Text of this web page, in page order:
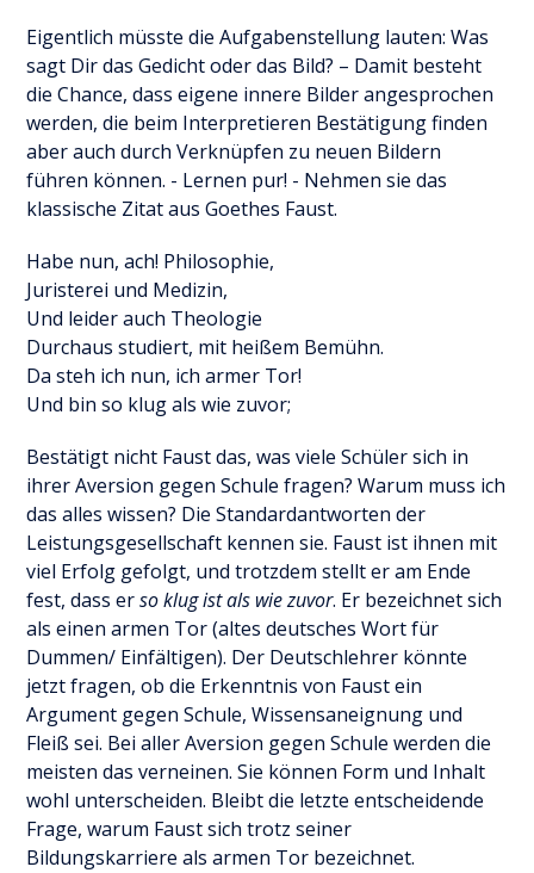
Eigentlich müsste die Aufgabenstellung lauten: Was
sagt Dir das Gedicht oder das Bild? – Damit besteht
die Chance, dass eigene innere Bilder angesprochen
werden, die beim Interpretieren Bestätigung finden
aber auch durch Verknüpfen zu neuen Bildern
führen können. - Lernen pur! - Nehmen sie das
klassische Zitat aus Goethes Faust.
Habe nun, ach! Philosophie,
Juristerei und Medizin,
Und leider auch Theologie
Durchaus studiert, mit heißem Bemühn.
Da steh ich nun, ich armer Tor!
Und bin so klug als wie zuvor;
Bestätigt nicht Faust das, was viele Schüler sich in
ihrer Aversion gegen Schule fragen? Warum muss ich
das alles wissen? Die Standardantworten der
Leistungsgesellschaft kennen sie. Faust ist ihnen mit
viel Erfolg gefolgt, und trotzdem stellt er am Ende
fest, dass erso klug ist als wie zuvor. Er bezeichnet sich
als einen armen Tor (altes deutsches Wort für
Dummen/ Einfältigen). Der Deutschlehrer könnte
jetzt fragen, ob die Erkenntnis von Faust ein
Argument gegen Schule, Wissensaneignung und
Fleiß sei. Bei aller Aversion gegen Schule werden die
meisten das verneinen. Sie können Form und Inhalt
wohl unterscheiden. Bleibt die letzte entscheidende
Frage, warum Faust sich trotz seiner
Bildungskarriere als armen Tor bezeichnet.